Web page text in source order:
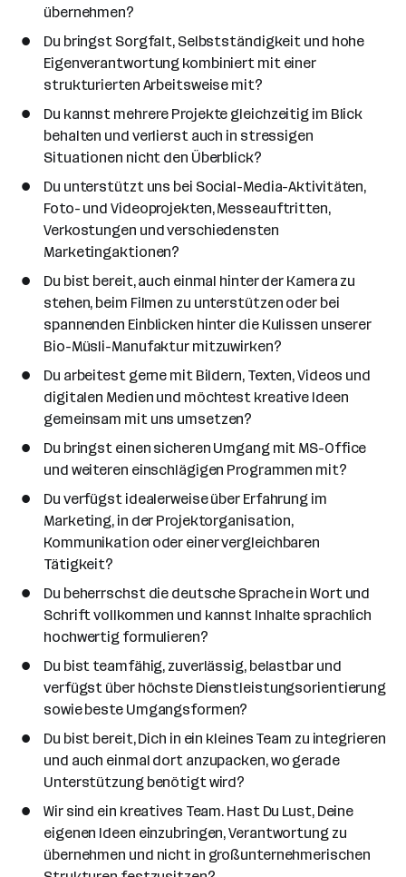
übernehmen?
Du bringst Sorgfalt, Selbstständigkeit und hohe
Eigenverantwortung kombiniert mit einer
strukturierten Arbeitsweise mit?
Du kannst mehrere Projekte gleichzeitig im Blick
behalten und verlierst auch in stressigen
Situationen nicht den Überblick?
Du unterstützt uns bei Social-Media-Aktivitäten,
Foto- und Videoprojekten, Messeauftritten,
Verkostungen und verschiedensten
Marketingaktionen?
Du bist bereit, auch einmal hinter der Kamera zu
stehen, beim Filmen zu unterstützen oder bei
spannenden Einblicken hinter die Kulissen unserer
Bio-Müsli-Manufaktur mitzuwirken?
Du arbeitest gerne mit Bildern, Texten, Videos und
digitalen Medien und möchtest kreative Ideen
gemeinsam mit uns umsetzen?
Du bringst einen sicheren Umgang mit MS-Office
und weiteren einschlägigen Programmen mit?
Du verfügst idealerweise über Erfahrung im
Marketing, in der Projektorganisation,
Kommunikation oder einer vergleichbaren
Tätigkeit?
Du beherrschst die deutsche Sprache in Wort und
Schrift vollkommen und kannst Inhalte sprachlich
hochwertig formulieren?
Du bist teamfähig, zuverlässig, belastbar und
verfügst über höchste Dienstleistungsorientierung
sowie beste Umgangsformen?
Du bist bereit, Dich in ein kleines Team zu integrieren
und auch einmal dort anzupacken, wo gerade
Unterstützung benötigt wird?
Wir sind ein kreatives Team. Hast Du Lust, Deine
eigenen Ideen einzubringen, Verantwortung zu
übernehmen und nicht in großunternehmerischen